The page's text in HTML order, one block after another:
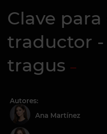
Clave para
traductor
tragus
Autores:
Ana Martínez